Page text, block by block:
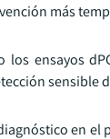
más
los ensayos
en